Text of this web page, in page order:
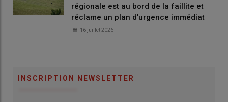
régionale est au bord de la faillite et
réclame un plan d’urgence immédiat
16 juillet 2026
INSCRIPTION NEWSLETTER